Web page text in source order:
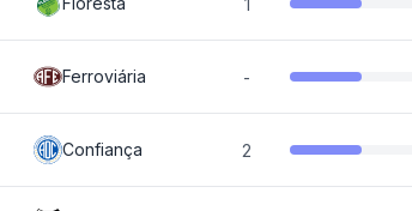
1
Ferroviária -
Confiança 2